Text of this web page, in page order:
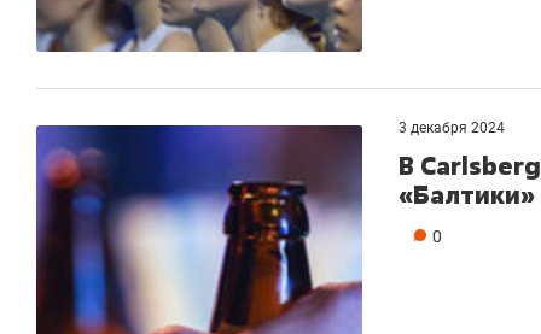
3 декабря 2024
В
0